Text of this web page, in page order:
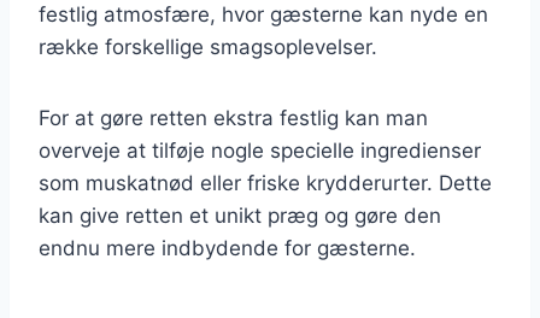
festlig atmosfære, hvor gæsterne kan nyde en
række forskellige smagsoplevelser.
For at gøre retten ekstra festlig kan man
overveje at tilføje nogle specielle ingredienser
som muskatnød eller friske krydderurter. Dette
kan give retten et unikt præg og gøre den
endnu mere indbydende for gæsterne.